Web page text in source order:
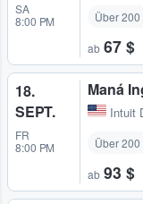
SA
8:00 PM
Über
ab 67 $
18.
SEPT.
FR
8:00 PM
Maná
Intuit
Über
ab 93 $